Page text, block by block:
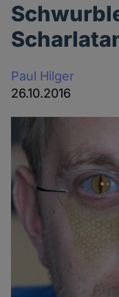
Paul Hilger
26.10.2016